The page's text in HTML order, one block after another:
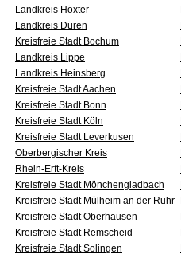
Landkreis Höxter
Landkreis Düren
Kreisfreie Stadt Bochum
Landkreis Lippe
Landkreis Heinsberg
Kreisfreie Stadt Aachen
Kreisfreie Stadt Bonn
Kreisfreie Stadt Köln
Kreisfreie Stadt Leverkusen
Oberbergischer Kreis
Rhein-Erft-Kreis
Kreisfreie Stadt Mönchengladbach
Kreisfreie Stadt Mülheim an der Ruhr
Kreisfreie Stadt Oberhausen
Kreisfreie Stadt Remscheid
Kreisfreie Stadt Solingen